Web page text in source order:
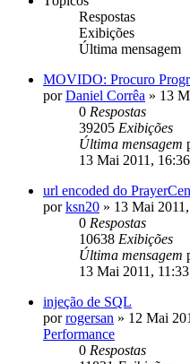
Respostas
Exibições
Última mensagem
MOVIDO: Procuro
porDaniel Corrêa » 13
0 Respostas
39205 Exibições
Última mensagem
13 Mai 2011, 16:36
url encoded do
porksn20 » 13 Mai
0 Respostas
10638 Exibições
Última mensagem
13 Mai 2011, 11:33
injeção de SQL
porrogersan » 12 Mai
Performance
0 Respostas